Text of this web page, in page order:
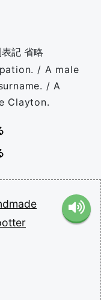
表記 省略
/ A male
/ A
Clayton.